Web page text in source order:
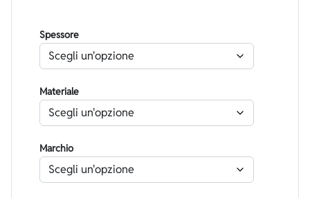
Spessore
Materiale
Marchio